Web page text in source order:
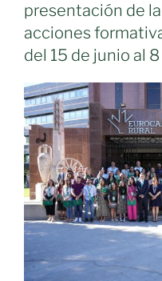
EL
LOS
presentación de
acciones
del 15 de junio al